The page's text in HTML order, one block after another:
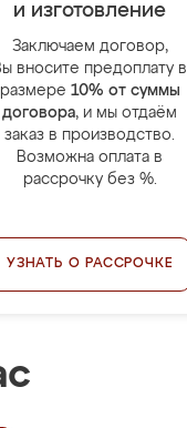
и изготовление
Заключаем договор,
вносите предоплату в
размере 10% от суммы
договора, и мы отдаём
заказ в производство.
Возможна оплата в
рассрочку без %.
УЗНАТЬ О РАССРОЧКЕ